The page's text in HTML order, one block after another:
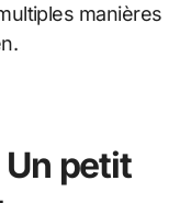
manières
petit